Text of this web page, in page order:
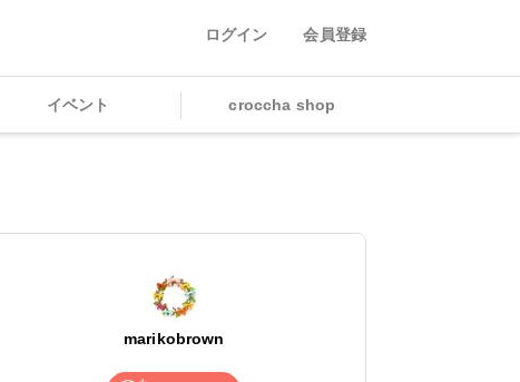
ログイン 会員登録
イベント croccha shop
marikobrown